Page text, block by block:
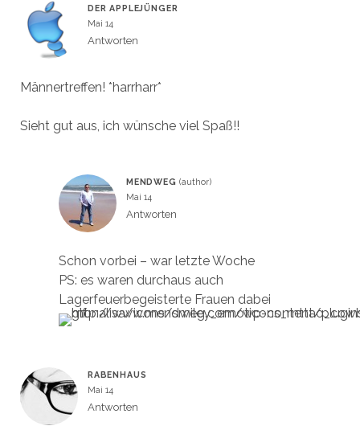
DER APPLEJÜNGER
Mai 14
Antworten
Männertreffen! *harrharr*
Sieht gut aus, ich wünsche viel Spaß!!
MENDWEG
Mai 14
Antworten
Schon vorbei – war letzte Woche
PS: es waren durchaus auch
Lagerfeuerbegeisterte Frauen dabei
RABENHAUS
Mai 14
Antworten